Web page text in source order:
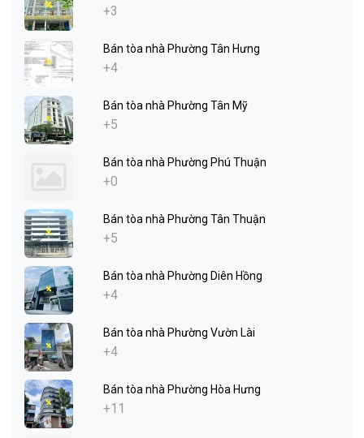
+3
Bán tòa nhà Phường Tân Hưng
+4
Bán tòa nhà Phường Tân Mỹ
+5
Bán tòa nhà Phường Phú Thuận
+0
Bán tòa nhà Phường Tân Thuận
+5
Bán tòa nhà Phường Diên Hồng
+4
Bán tòa nhà Phường Vườn Lài
+4
Bán tòa nhà Phường Hòa Hưng
+11